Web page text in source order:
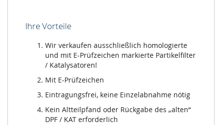
Ihre Vorteile
Wir verkaufen ausschließlich homologierte
und mit E-Prüfzeichen markierte Partikelfilter
/ Katalysatoren!
Mit E-Prüfzeichen
Eintragungsfrei, keine Einzelabnahme nötig
Kein Altteilpfand oder Rückgabe des „alten“
DPF / KAT erforderlich